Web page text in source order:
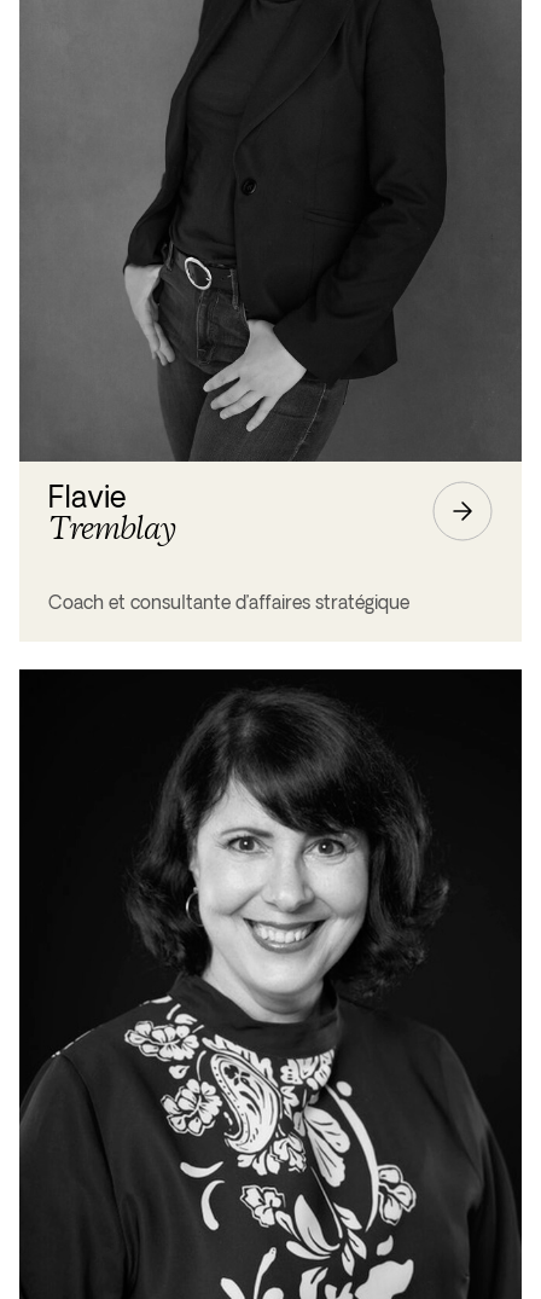
Flavie
Tremblay
Coach et consultante d’affaires stratégique